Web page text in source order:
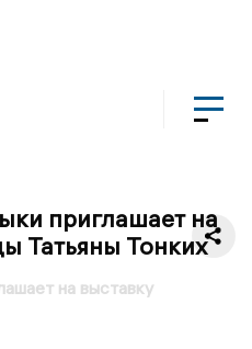
приглашает на
Татьяны Тонких
на выставку